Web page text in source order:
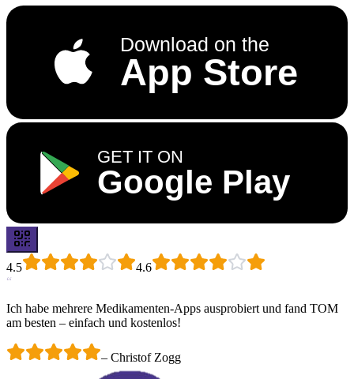
Download on the
App Store
GET IT ON
Google Play
4.5
4.6
“
Ich habe mehrere Medikamenten-Apps ausprobiert und fand TOM
am besten – einfach und kostenlos!
– Christof Zogg